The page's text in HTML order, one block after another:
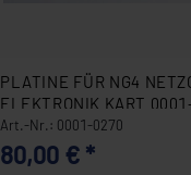
PLATINE FÜR NG4
ELEKTRONIK KART
Art.-Nr.: 0001-0270
80,00 € *